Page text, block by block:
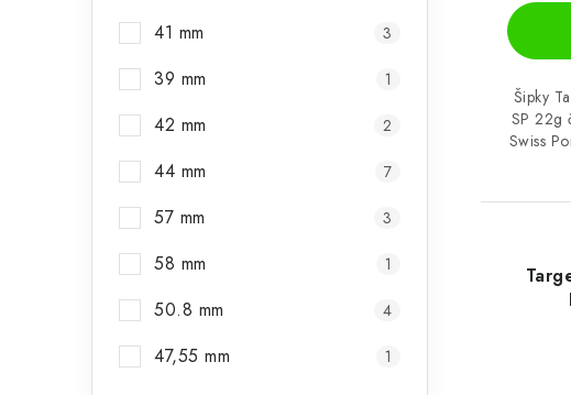
41 mm 3
39 mm 1
42 mm 2
44 mm 7
57 mm 3
58 mm 1
50.8 mm 4
47,55 mm 1
Šipky
SP 22g
Swiss